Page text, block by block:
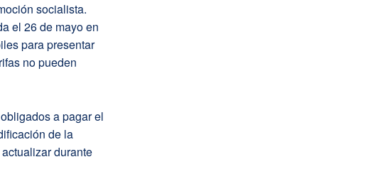
socialista.
el 26 de mayo en
para presentar
no pueden
a pagar el
de la
durante